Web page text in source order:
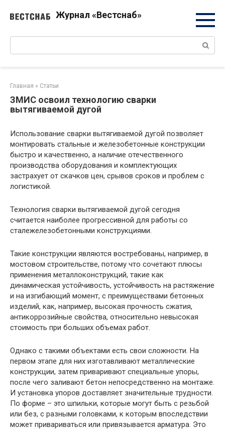
Журнал «Вестснаб»
Главная » Статьи
ЗМИС освоил технологию сварки
вытягиваемой дугой
Использование сварки вытягиваемой дугой позволяет
монтировать стальные и железо­бетонные конструкции
быстро и качественно, а наличие отечественного
производства оборудования и комплектующих
застрахует от скачков цен, срывов сроков и проблем с
логистикой.
Технология сварки вытягиваемой дугой сегодня
считается наиболее прогрессивной для работы со
сталежелезобетонными конструкциями.
Такие конструкции являются востребованы, например, в
мостовом строительстве, потому что сочетают плюсы
применения металлоконструкций, такие как
динамическая устойчивость, устойчивость на растяжение
и на изгибающий момент, с преимуществами бетонных
изделий, как, например, высокая прочность сжатия,
антикоррозийные свойства, относительно невысокая
стоимость при больших объемах работ.
Однако с такими объектами есть свои сложности. На
первом этапе для них изготавливают металлические
конструкции, затем приваривают специальные упоры,
после чего заливают бетон непосредственно на монтаже.
И установка упоров доставляет значительные трудности.
По форме – это шпильки, которые могут быть с резьбой
или без, с разными головками, к которым впоследствии
может привариваться или привязывается арматура. Это